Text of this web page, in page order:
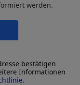
werden.
bestätigen
Informationen
.